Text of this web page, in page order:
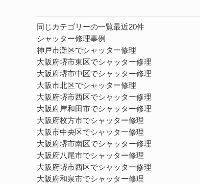
同じカテゴリーの一覧最近20件
シャッター修理事例
神戸市灘区でシャッター修理
大阪府堺市東区でシャッター修理
大阪府堺市中区でシャッター修理
大阪市北区でシャッター修理
大阪府堺市西区でシャッター修理
大阪府岸和田市でシャッター修理
大阪府枚方市でシャッター修理
大阪市中央区でシャッター修理
大阪府堺市南区でシャッター修理
大阪府八尾市でシャッター修理
大阪府堺市西区でシャッター修理
大阪府和泉市でシャッター修理